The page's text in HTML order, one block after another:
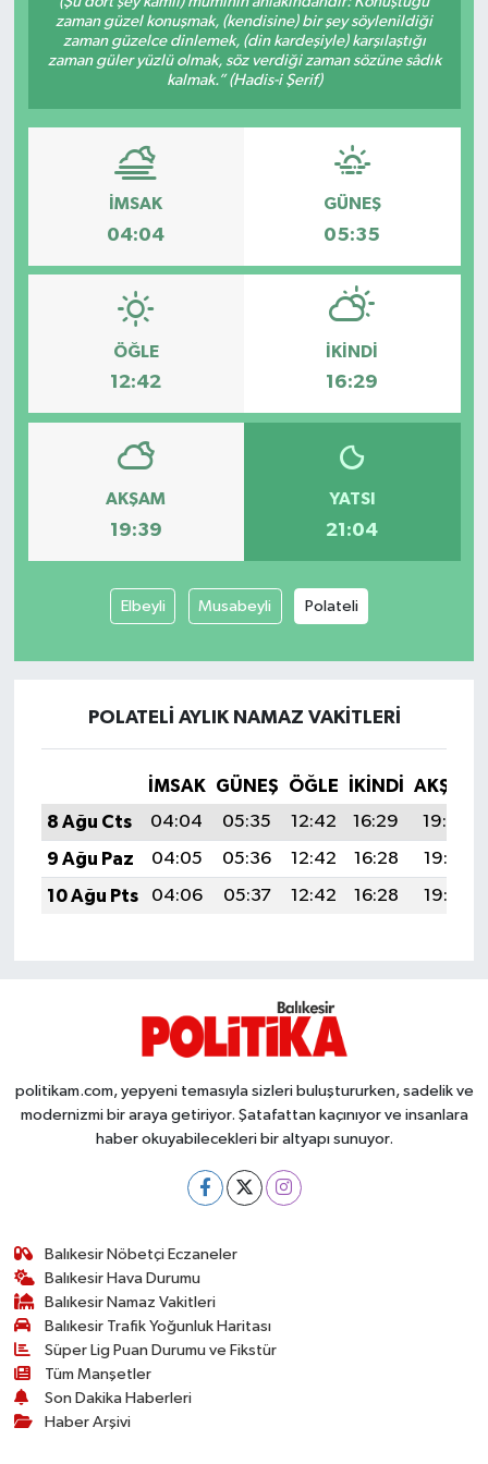
zaman güzel konuşmak, (kendisine) bir şey söylenildiği
zaman güzelce dinlemek, (din kardeşiyle) karşılaştığı
zaman güler yüzlü olmak, söz verdiği zaman sözüne sâdık
kalmak.” (Hadis-i Şerif)
İMSAK
04:04
GÜNEŞ
05:35
ÖĞLE
12:42
İKINDI
16:29
AKŞAM
19:39
YATSI
21:04
Elbeyli Musabeyli Polateli
POLATELI AYLIK NAMAZ VAKITLERI
İMSAK GÜNEŞ ÖĞLE İKINDI
AKŞAM
8 Ağu Cts
04:04 05:35 12:42 16:29
19:39
9 Ağu Paz
04:05 05:36 12:42 16:28
19:38
10 Ağu Pts
04:06 05:37 12:42 16:28 19:37
politikam.com, yepyeni temasıyla sizleri buluştururken, sadelik ve
modernizmi bir araya getiriyor. Şatafattan kaçınıyor ve insanlara
haber okuyabilecekleri bir altyapı sunuyor.
Balıkesir Nöbetçi Eczaneler
Balıkesir Hava Durumu
Balıkesir Namaz Vakitleri
Balıkesir Trafik Yoğunluk Haritası
Süper Lig Puan Durumu ve Fikstür
Tüm Manşetler
Son Dakika Haberleri
Haber Arşivi
DÜNYA
Edremit
EĞİTİM
Gömeç
Gönen
İvrindi
KENT GÜNDEMİ
KÜLTÜR-SANAT
MANŞET
Manyas
Resmi İlanlar
SAĞLIK
Savaştepe
SİYASET
Sındırgı
SPOR
SÜRMANŞET